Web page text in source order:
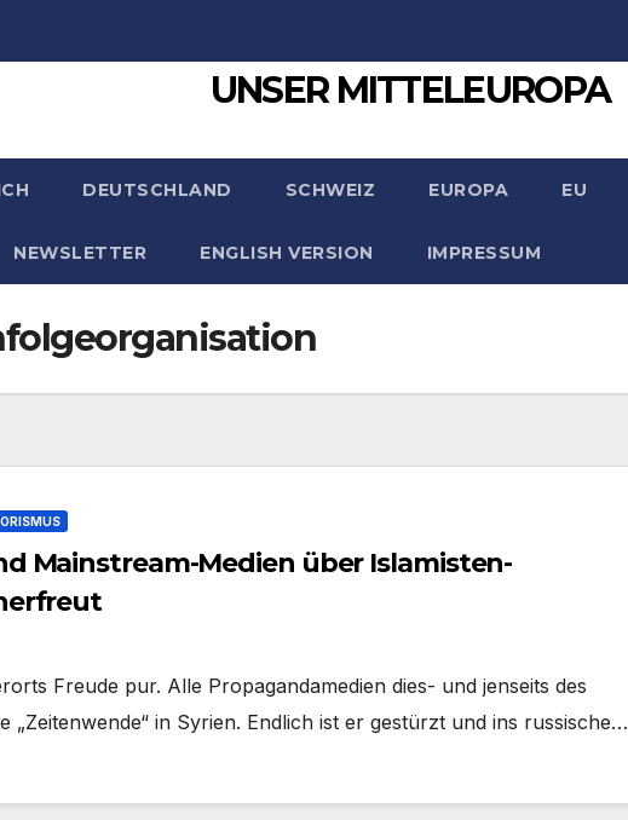
UNSER MITTELEUROPA
DEUTSCHLAND SCHWEIZ EUROPA EU
NEWSLETTER ENGLISH VERSION IMPRESSUM
Mainstream-Medien über Islamisten-
Freude pur. Alle Propagandamedien dies- und jenseits des
„Zeitenwende“ in Syrien. Endlich ist er gestürzt und ins russische…